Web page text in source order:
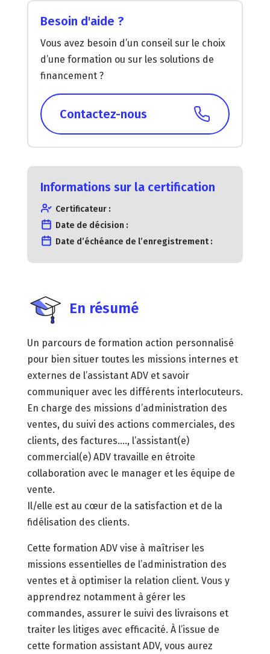
En résumé
Un parcours de formation action personnalisé
pour bien situer toutes les missions internes et
externes de l’assistant ADV et savoir
communiquer avec les différents interlocuteurs.
En charge des missions d’administration des
ventes, du suivi des actions commerciales, des
clients, des factures…., l’assistant(e)
commercial(e) ADV travaille en étroite
collaboration avec le manager et les équipe de
vente.
Il/elle est au cœur de la satisfaction et de la
fidélisation des clients.
Cette formation ADV vise à maîtriser les
missions essentielles de l’administration des
ventes et à optimiser la relation client. Vous y
apprendrez notamment à gérer les
commandes, assurer le suivi des livraisons et
traiter les litiges avec efficacité. À l’issue de
cette formation assistant ADV, vous aurez
Besoin d'aide ?
Vous avez besoin d’un conseil sur le choix
d’une formation ou sur les solutions de
financement ?
Contactez-nous
Informations sur la certification
Certificateur :
Date de décision :
Date d’échéance de l’enregistrement :